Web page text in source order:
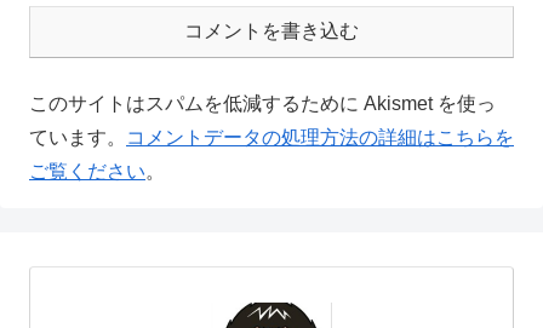
コメントを書き込む
このサイトはスパムを低減するために Akismet を使っ
ています。
コメントデータの処理方法の詳細はこちらを
ご覧ください。